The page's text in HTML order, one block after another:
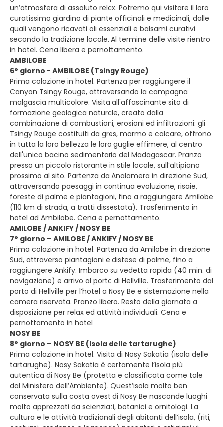
un’atmosfera di assoluto relax. Potremo qui visitare il loro
curatissimo giardino di piante officinali e medicinali, dalle
quali vengono ricavati oli essenziali e balsami curativi
secondo la tradizione locale. Al termine delle visite rientro
in hotel. Cena libera e pernottamento.
AMBILOBE
6° giorno - AMBILOBE (Tsingy Rouge)
Prima colazione in hotel. Partenza per raggiungere il
Canyon Tsingy Rouge, attraversando la campagna
malgascia multicolore. Visita all'affascinante sito di
formazione geologica naturale, creato dalla
combinazione di combustioni, erosioni ed infiltrazioni: gli
Tsingy Rouge costituiti da gres, marmo e calcare, offrono
in tutta la loro bellezza le loro guglie effimere, al centro
dell'unico bacino sedimentario del Madagascar. Pranzo
presso un piccolo ristorante in stile locale, sull’altipiano
prossimo al sito. Partenza da Analamera in direzione Sud,
attraversando paesaggi in continua evoluzione, risaie,
foreste di palme e piantagioni, fino a raggiungere Amilobe
(110 km di strada, a tratti dissestata). Trasferimento in
hotel ad Ambilobe. Cena e pernottamento.
AMILOBE / ANKIFY / NOSY BE
7° giorno – AMILOBE / ANKIFY / NOSY BE
Prima colazione in hotel. Partenza da Amilobe in direzione
Sud, attraverso piantagioni e distese di palme, fino a
raggiungere Ankify. Imbarco su vedetta rapida (40 min. di
navigazione) e arrivo al porto di Hellville. Trasferimento dal
porto di Hellville per l’hotel a Nosy Be e sistemazione nella
camera riservata. Pranzo libero. Resto della giornata a
disposizione per relax ed attività individuali. Cena e
pernottamento in hotel
NOSY BE
8° giorno – NOSY BE (Isola delle tartarughe)
Prima colazione in hotel. Visita di Nosy Sakatia (isola delle
tartarughe). Nosy Sakatia è certamente l’isola più
autentica di Nosy Be (protetta e classificata come tale
dal Ministero dell’Ambiente). Quest’isola molto ben
conservata sulla costa ovest di Nosy Be nasconde luoghi
molto apprezzati da scienziati, botanici e ornitologi. La
cultura e le attività tradizionali degli abitanti dell’isola, (riti,